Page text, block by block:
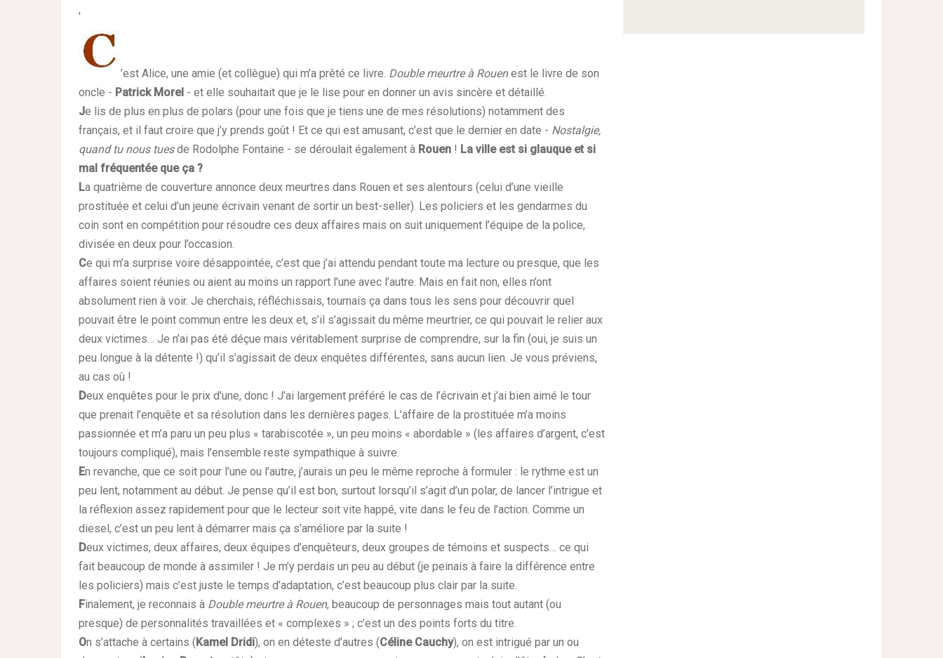
'
’est Alice, une amie (et collègue) qui m’a prêté ce livre. Double meurtre à Rouenest le livre de son
oncle - Patrick Morel - et elle souhaitait que je le lise pour en donner un avis sincère et détaillé.
Je lis de plus en plus de polars (pour une fois que je tiens une de mes résolutions) notamment des
français, et il faut croire que j’y prends goût ! Et ce qui est amusant, c’est que le dernier en date - Nostalgie,
quand tu nous tuesde Rodolphe Fontaine - se déroulait également à Rouen ! La ville est si glauque et si
mal fréquentée que ça ?
La quatrième de couverture annonce deux meurtres dans Rouen et ses alentours (celui d’une vieille
prostituée et celui d’un jeune écrivain venant de sortir un best-seller). Les policiers et les gendarmes du
coin sont en compétition pour résoudre ces deux affaires mais on suit uniquement l’équipe de la police,
divisée en deux pour l’occasion.
Ce qui m’a surprise voire désappointée, c’est que j’ai attendu pendant toute ma lecture ou presque, que les
affaires soient réunies ou aient au moins un rapport l’une avec l’autre. Mais en fait non, elles n’ont
absolument rien à voir. Je cherchais, réfléchissais, tournais ça dans tous les sens pour découvrir quel
pouvait être le point commun entre les deux et, s’il s’agissait du même meurtrier, ce qui pouvait le relier aux
deux victimes… Je n’ai pas été déçue mais véritablement surprise de comprendre, sur la fin (oui, je suis un
peu longue à la détente !) qu’il s’agissait de deux enquêtes différentes, sans aucun lien. Je vous préviens,
au cas où !
Deux enquêtes pour le prix d’une, donc ! J’ai largement préféré le cas de l’écrivain et j’ai bien aimé le tour
que prenait l’enquête et sa résolution dans les dernières pages. L’affaire de la prostituée m’a moins
passionnée et m’a paru un peu plus « tarabiscotée », un peu moins « abordable » (les affaires d’argent, c’est
toujours compliqué), mais l’ensemble reste sympathique à suivre.
En revanche, que ce soit pour l’une ou l’autre, j’aurais un peu le même reproche à formuler : le rythme est un
peu lent, notamment au début. Je pense qu’il est bon, surtout lorsqu’il s’agit d’un polar, de lancer l’intrigue et
la réflexion assez rapidement pour que le lecteur soit vite happé, vite dans le feu de l’action. Comme un
diesel, c’est un peu lent à démarrer mais ça s’améliore par la suite !
Deux victimes, deux affaires, deux équipes d’enquêteurs, deux groupes de témoins et suspects… ce qui
fait beaucoup de monde à assimiler ! Je m’y perdais un peu au début (je peinais à faire la différence entre
les policiers) mais c’est juste le temps d’adaptation, c’est beaucoup plus clair par la suite.
Finalement, je reconnais à Double meurtre à Rouen, beaucoup de personnages mais tout autant (ou
presque) de personnalités travaillées et « complexes » ; c’est un des points forts du titre.
On s’attache à certains (Kamel Dridi), on en déteste d’autres (Céline Cauchy), on est intrigué par un ou